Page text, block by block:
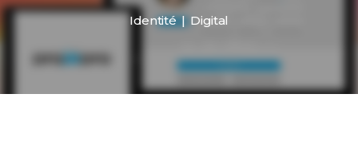
Identité Digital